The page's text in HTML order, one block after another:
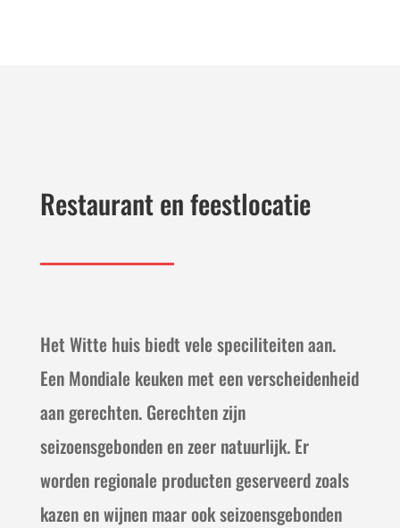
Restaurant en feestlocatie
Het Witte huis biedt vele speciliteiten aan.
Een Mondiale keuken met een verscheidenheid
aan gerechten. Gerechten zijn
seizoensgebonden en zeer natuurlijk. Er
worden regionale producten geserveerd zoals
kazen en wijnen maar ook seizoensgebonden